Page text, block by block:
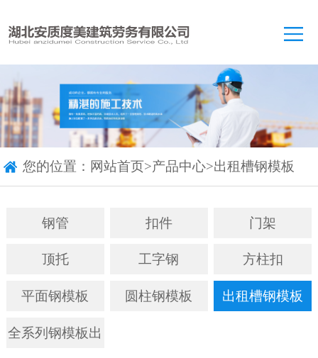
您的位置： 网站首页>产品中心>出租槽钢模板
钢管 扣件 门架
顶托 工字钢 方柱扣
平面钢模板 圆柱钢模板 出租槽钢模板
全系列钢模板出